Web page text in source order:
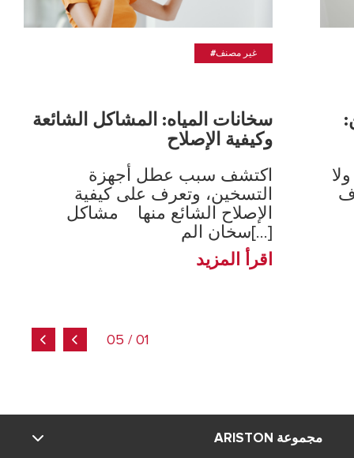
#غير مصنف
سخانات المياه: المشاكل الشائعة
وكيفية الإصلاح
اكتشف سبب عطل أجهزة
التسخين، وتعرف على كيفية
الإصلاح الشائع منها مشاكل
سخان الم[...]
اقرأ المزيد
01 / 05
مجموعة ARISTON